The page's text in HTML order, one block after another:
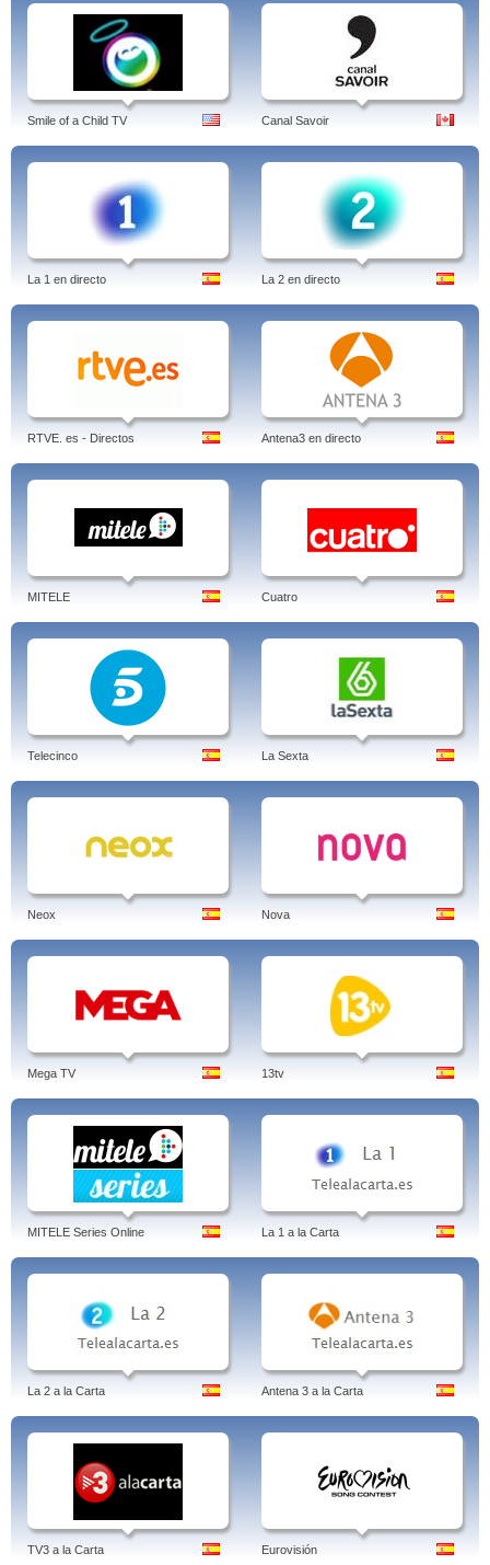
Smile of a Child TV Canal Savoir
La 1 en directo La 2 en directo
RTVE. es - Directos Antena3 en directo
MITELE Cuatro
Telecinco La Sexta
Neox Nova
Mega TV 13tv
MITELE Series Online La 1 a la Carta
La 2 a la Carta Antena 3 a la Carta
TV3 a la Carta Eurovisión